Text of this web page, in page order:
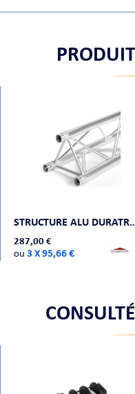
STRUCTURE ALU
287,00 €
ou 3 X 95,66 €